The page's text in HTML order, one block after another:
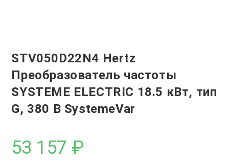
STV050D22N4 Hertz
Преобразователь частоты
SYSTEME ELECTRIC 18.5 кВт, тип
G, 380 В SystemeVar
53 157 ₽